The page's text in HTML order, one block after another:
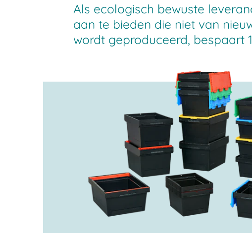
Als ecologisch bewuste
aan te bieden die niet van
wordt geproduceerd, bespaart